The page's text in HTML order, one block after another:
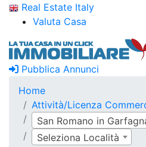
Real Estate Italy
Valuta Casa
Pubblica Annunci
Home
Attività/Licenza
San Romano in
Seleziona Località